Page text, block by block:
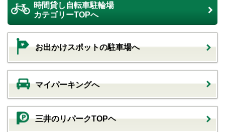
時間貸し自転車駐輪場
カテゴリーTOPへ
お出かけスポットの駐車場へ
マイパーキングへ
三井のリパークTOPヘ